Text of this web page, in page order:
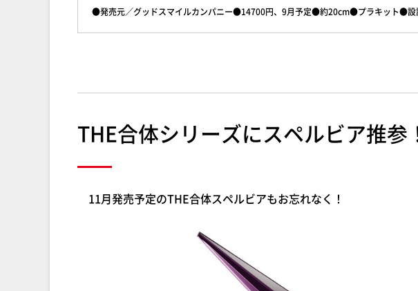
●発売元／グッドスマイルカンパニー●14700円、9月予定●約20cm●プラキット●設
THE合体シリーズにスペルビア推参
11月発売予定のTHE合体スペルビアもお忘れなく！